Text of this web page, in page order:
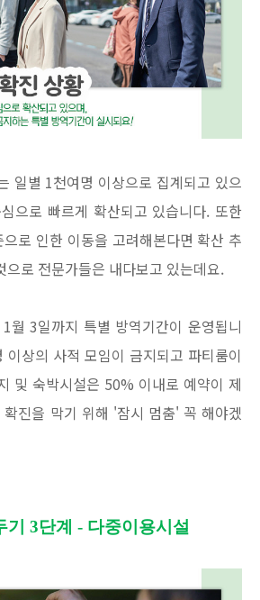
일별 1천여명 이상으로 집계되고 있으
으로 빠르게 확산되고 있습니다. 또한
로 인한 이동을 고려해본다면 확산 추
으로 전문가들은 내다보고 있는데요.
월 3일까지 특별 방역기간이 운영됩니
이상의 사적 모임이 금지되고 파티룸이
및 숙박시설은 50% 이내로 예약이 제
진을 막기 위해 '잠시 멈춤' 꼭 해야겠
3단계 - 다중이용시설